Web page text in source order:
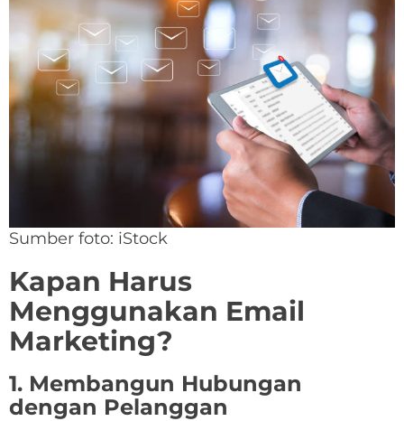
Sumber foto: iStock
Kapan Harus
Menggunakan Email
Marketing?
1. Membangun Hubungan
dengan Pelanggan